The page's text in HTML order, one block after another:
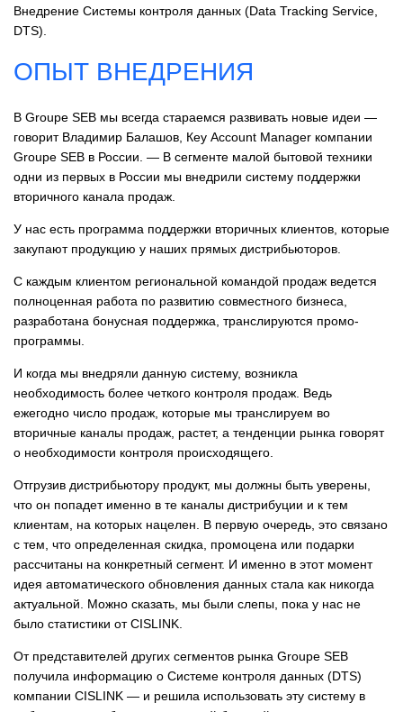
Внедрение Системы контроля данных (Data Tracking Service,
DTS).
ОПЫТ ВНЕДРЕНИЯ
В Groupe SЕВ мы всегда стараемся развивать новые идеи —
говорит Владимир Балашов, Кеу Ассоunt Маnаgеr компании
Groupe SЕВ в России. — В сегменте малой бытовой техники
одни из первых в России мы внедрили систему поддержки
вторичного канала продаж.
У нас есть программа поддержки вторичных клиентов, которые
закупают продукцию у наших прямых дистрибьюторов.
С каждым клиентом региональной командой продаж ведется
полноценная работа по развитию совместного бизнеса,
разработана бонусная поддержка, транслируются промо-
программы.
И когда мы внедряли данную систему, возникла
необходимость более четкого контроля продаж. Ведь
ежегодно число продаж, которые мы транслируем во
вторичные каналы продаж, растет, а тенденции рынка говорят
о необходимости контроля происходящего.
Отгрузив дистрибьютору продукт, мы должны быть уверены,
что он попадет именно в те каналы дистрибуции и к тем
клиентам, на которых нацелен. В первую очередь, это связано
с тем, что определенная скидка, промоцена или подарки
рассчитаны на конкретный сегмент. И именно в этот момент
идея автоматического обновления данных стала как никогда
актуальной. Можно сказать, мы были слепы, пока у нас не
было статистики от CISLINK.
От представителей других сегментов рынка Groupe SЕВ
получила информацию о Системе контроля данных (DTS)
компании CISLINK — и решила использовать эту систему в